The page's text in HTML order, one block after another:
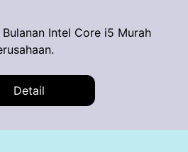
Bulanan Intel Core i5 Murah
Detail